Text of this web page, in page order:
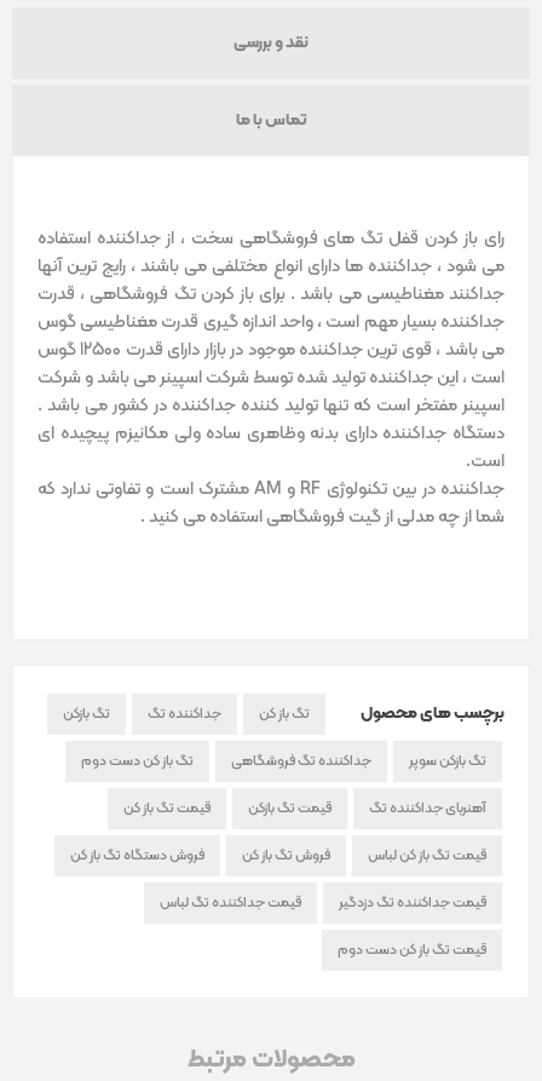
نقد و بررسی
تماس با ما
رای باز کردن قفل تگ های فروشگاهی سخت ، از جداکننده استفاده
می شود ، جداکننده ها دارای انواع مختلفی می باشند ، رایج ترین آنها
جداکنند مغناطیسی می باشد . برای باز کردن تگ فروشگاهی ، قدرت
جداکننده بسیار مهم است ، واحد اندازه گیری قدرت مغناطیسی گوس
می باشد ، قوی ترین جداکننده موجود در بازار دارای قدرت 12500 گوس
است ، این جداکننده تولید شده توسط شرکت اسپینر می باشد و شرکت
اسپینر مفتخر است که تنها تولید کننده جداکننده در کشور می باشد .
دستگاه جداکننده دارای بدنه وظاهری ساده ولی مکانیزم پیچیده ای
است.
جداکننده در بین تکنولوژی RF و AM مشترک است و تفاوتی ندارد که
شما از چه مدلی از گیت فروشگاهی استفاده می کنید .
برچسب های محصول تگ باز کن جداکننده تگ تگ بازکن
تگ بازکن سوپر جداکننده تگ فروشگاهی تگ باز کن دست دوم
آهنربای جداکننده تگ قیمت تگ بازکن قیمت تگ باز کن
قیمت تگ باز کن لباس فروش تگ باز کن فروش دستگاه تگ باز کن
قیمت جداکننده تگ دزدگیر قیمت جداکننده تگ لباس
قیمت تگ باز کن دست دوم
محصولات مرتبط